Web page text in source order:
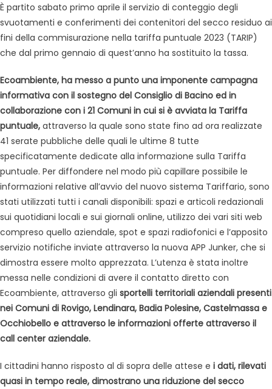
È partito sabato primo aprile il servizio di conteggio degli
svuotamenti e conferimenti dei contenitori del secco residuo ai
fini della commisurazione nella tariffa puntuale 2023 (TARIP)
che dal primo gennaio di quest’anno ha sostituito la tassa.
Ecoambiente, ha messo a punto una imponente campagna
informativa con il sostegno del Consiglio di Bacino ed in
collaborazione con i 21 Comuni in cui si è avviata la Tariffa
puntuale, attraverso la quale sono state fino ad ora realizzate
41 serate pubbliche delle quali le ultime 8 tutte
specificatamente dedicate alla informazione sulla Tariffa
puntuale. Per diffondere nel modo più capillare possibile le
informazioni relative all’avvio del nuovo sistema Tariffario, sono
stati utilizzati tutti i canali disponibili: spazi e articoli redazionali
sui quotidiani locali e sui giornali online, utilizzo dei vari siti web
compreso quello aziendale, spot e spazi radiofonici e l’apposito
servizio notifiche inviate attraverso la nuova APP Junker, che si
dimostra essere molto apprezzata. L’utenza è stata inoltre
messa nelle condizioni di avere il contatto diretto con
Ecoambiente, attraverso gli sportelli territoriali aziendali presenti
nei Comuni di Rovigo, Lendinara, Badia Polesine, Castelmassa e
Occhiobello e attraverso le informazioni offerte attraverso il
call center aziendale.
I cittadini hanno risposto al di sopra delle attese e i dati, rilevati
quasi in tempo reale, dimostrano una riduzione del secco